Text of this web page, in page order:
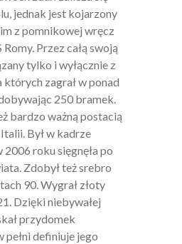
jednak jest kojarzony
z pomnikowej wręcz
Przez całą swoją
tylko i wyłącznie z
których zagrał w ponad
250 bramek.
bardzo ważną postacią
Był w kadrze
roku sięgnęła po
Zdobył też srebro
90. Wygrał złoty
Dzięki niebywałej
przydomek
pełni definiuje jego